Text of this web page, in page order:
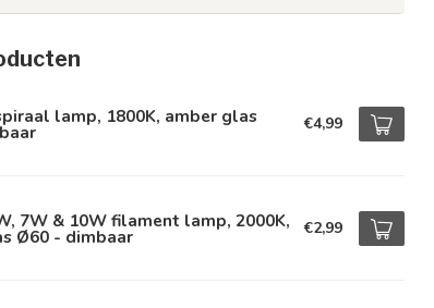
lamp, 1800K, amber glas €4,99
7W & 10W filament lamp, 2000K,
Ø60 - dimbaar €2,99